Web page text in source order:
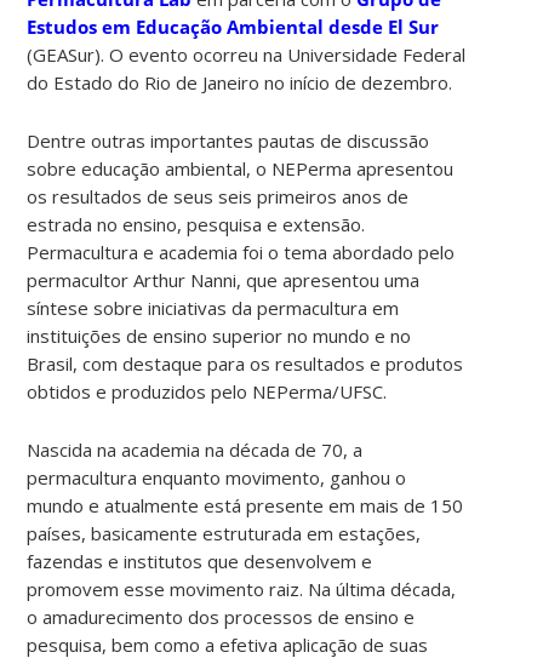
Estudos em Educação Ambiental desde El Sur
(GEASur). O evento ocorreu na Universidade Federal
do Estado do Rio de Janeiro no início de dezembro.
Dentre outras importantes pautas de discussão
sobre educação ambiental, o NEPerma apresentou
os resultados de seus seis primeiros anos de
estrada no ensino, pesquisa e extensão.
Permacultura e academia foi o tema abordado pelo
permacultor Arthur Nanni, que apresentou uma
síntese sobre iniciativas da permacultura em
instituições de ensino superior no mundo e no
Brasil, com destaque para os resultados e produtos
obtidos e produzidos pelo NEPerma/UFSC.
Nascida na academia na década de 70, a
permacultura enquanto movimento, ganhou o
mundo e atualmente está presente em mais de 150
países, basicamente estruturada em estações,
fazendas e institutos que desenvolvem e
promovem esse movimento raiz. Na última década,
o amadurecimento dos processos de ensino e
pesquisa, bem como a efetiva aplicação de suas